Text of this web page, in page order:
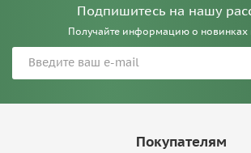
Подпишитесь на нашу
Получайте информацию о
Покупателям